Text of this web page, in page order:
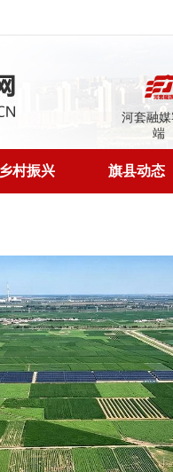
河套融
端
乡村振兴 旗县动态